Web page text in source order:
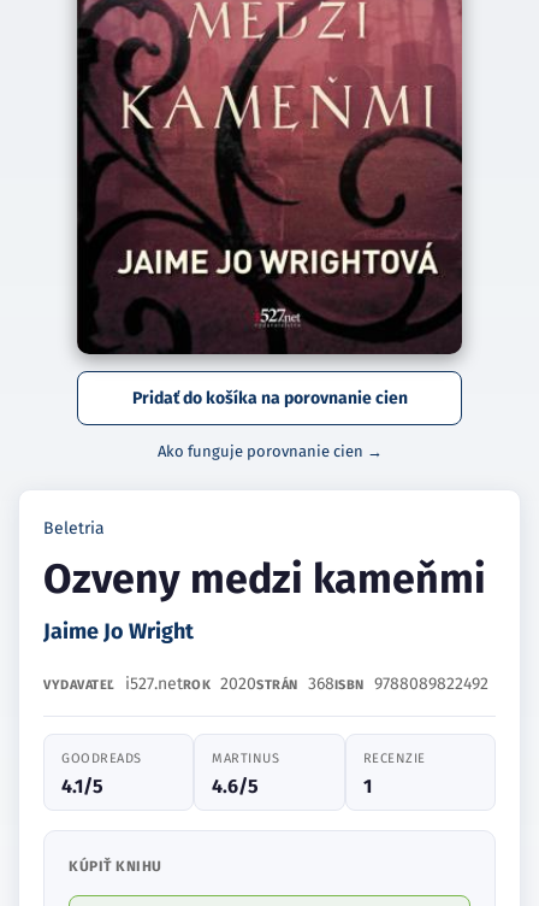
Pridať do košíka na porovnanie cien
Ako funguje porovnanie cien →
Beletria
Ozveny medzi kameňmi
Jaime Jo Wright
VYDAVATEĽ i527.netROK 2020STRÁN 368ISBN 9788089822492
GOODREADS
4.1/5
MARTINUS
4.6/5
RECENZIE
1
KÚPIŤ KNIHU